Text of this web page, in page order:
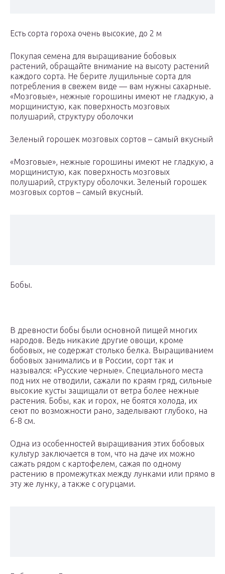
Есть сорта гороха очень высокие, до 2 м
Покупая семена для выращивание бобовых
растений, обращайте внимание на высоту растений
каждого сорта. Не берите лущильные сорта для
потребления в свежем виде — вам нужны сахарные.
«Мозговые», нежные горошины имеют не гладкую, а
морщинистую, как поверхность мозговых
полушарий, структуру оболочки
Зеленый горошек мозговых сортов – самый вкусный
«Мозговые», нежные горошины имеют не гладкую, а
морщинистую, как поверхность мозговых
полушарий, структуру оболочки. Зеленый горошек
мозговых сортов – самый вкусный.
Бобы.
В древности бобы были основной пищей многих
народов. Ведь никакие другие овощи, кроме
бобовых, не содержат столько белка. Выращиванием
бобовых занимались и в России, сорт так и
назывался: «Русские черные». Специального места
под них не отводили, сажали по краям гряд, сильные
высокие кусты защищали от ветра более нежные
растения. Бобы, как и горох, не боятся холода, их
сеют по возможности рано, заделывают глубоко, на
6-8 см.
Одна из особенностей выращивания этих бобовых
культур заключается в том, что на даче их можно
сажать рядом с картофелем, сажая по одному
растению в промежутках между лунками или прямо в
эту же лунку, а также с огурцами.